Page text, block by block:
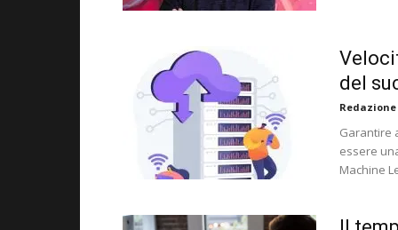
del
Garantire
essere
Machine